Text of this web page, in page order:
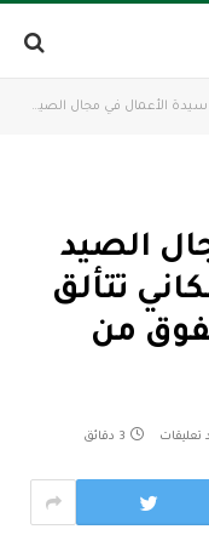
سيدة الأعمال في مجال الصيد البحري حنان محمد مكاني تتألق في سماء التميز والتفوق من الداخلة
الصيد
تتألق
من
تعليقات 3 دقائق